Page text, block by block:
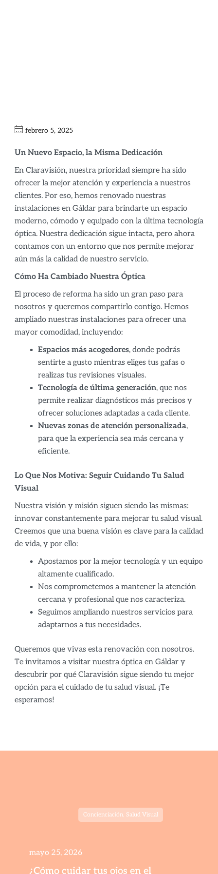
febrero 5, 2025
Un Nuevo Espacio, la Misma Dedicación
En Claravisión, nuestra prioridad siempre ha sido
ofrecer la mejor atención y experiencia a nuestros
clientes. Por eso, hemos renovado nuestras
instalaciones en Gáldar para brindarte un espacio
moderno, cómodo y equipado con la última tecnología
óptica. Nuestra dedicación sigue intacta, pero ahora
contamos con un entorno que nos permite mejorar
aún más la calidad de nuestro servicio.
Cómo Ha Cambiado Nuestra Óptica
El proceso de reforma ha sido un gran paso para
nosotros y queremos compartirlo contigo. Hemos
ampliado nuestras instalaciones para ofrecer una
mayor comodidad, incluyendo:
Espacios más acogedores, donde podrás
sentirte a gusto mientras eliges tus gafas o
realizas tus revisiones visuales.
Tecnología de última generación, que nos
permite realizar diagnósticos más precisos y
ofrecer soluciones adaptadas a cada cliente.
Nuevas zonas de atención personalizada,
para que la experiencia sea más cercana y
eficiente.
Lo Que Nos Motiva: Seguir Cuidando Tu Salud
Visual
Nuestra visión y misión siguen siendo las mismas:
innovar constantemente para mejorar tu salud visual.
Creemos que una buena visión es clave para la calidad
de vida, y por ello:
Apostamos por la mejor tecnología y un equipo
altamente cualificado.
Nos comprometemos a mantener la atención
cercana y profesional que nos caracteriza.
Seguimos ampliando nuestros servicios para
adaptarnos a tus necesidades.
Queremos que vivas esta renovación con nosotros.
Te invitamos a visitar nuestra óptica en Gáldar y
descubrir por qué Claravisión sigue siendo tu mejor
opción para el cuidado de tu salud visual. ¡Te
esperamos!
mayo 25, 2026
Concienciación, Salud Visual
¿Cómo cuidar tus ojos en el